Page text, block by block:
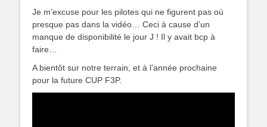
Je m’excuse pour les pilotes qui ne figurent pas où
presque pas dans la vidéo… Ceci à cause d’un
manque de disponibilité le jour J ! Il y avait bcp à
faire…
A bientôt sur notre terrain, et à l’année prochaine
pour la future CUP F3P.